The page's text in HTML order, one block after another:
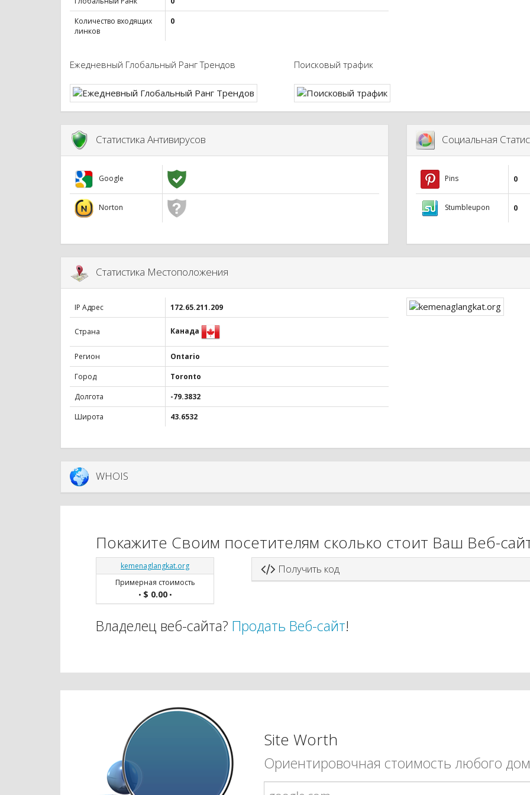
Количество входящих
линков
0
Ежедневный Глобальный Ранг Трендов Поисковый трафик
Статистика Антивирусов
Google
Norton
Социальная
Pins 0
Stumbleupon 0
Статистика Местоположения
IP Адрес 172.65.211.209
Страна Канада
Регион
Ontario
Город
Toronto
Долгота
-79.3832
Широта
43.6532
WHOIS
Покажите Своим посетителям сколько стоит Ваш Веб-
kemenaglangkat.org
Примерная стоимость
• $ 0.00•
Получить код
Владелец веб-сайта? Продать Веб-сайт!
Site Worth
Ориентировочная стоимость любого